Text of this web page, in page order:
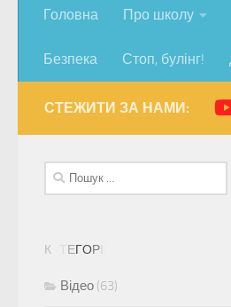
Головна Про школу
Безпека Стоп, булінг!
СТЕЖИТИ ЗА НАМИ:
Пошук:
К ЕГОР
Відео (63)